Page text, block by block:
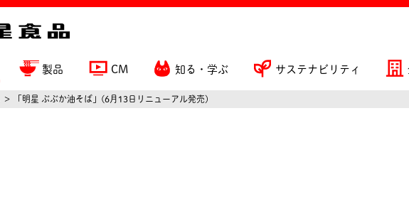
製品 CM 知る・学ぶ サステナビリティ
「明星 ぶぶか油そば」(6月13日リニューアル発売)